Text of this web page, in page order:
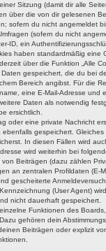
Sitzung (damit dir alle
über die von dir gelesenen
sofern du nicht angemeldet
(sofern du nicht
ID, ein
haben standardmäßig eine
über die Funktion „Alle
gespeichert, die du bei
Bereich angibst. Für die
eine E-Mail-Adresse und
Daten als notwendig
ersichtlich.
oder eine private Nachricht
gespeichert.
In diesen Fällen wird
wird weiterhin bei
Beiträgen (dazu zählen
an zentralen Profildaten (E-
gescheiterte
(User Agent)
nicht dauerhaft gespeichert.
Funktionen des
gehören dein
Beiträgen oder explizit